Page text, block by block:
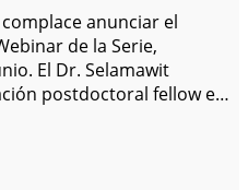
anunciar el
de la Serie,
El Dr. Selamawit
postdoctoral fellow en